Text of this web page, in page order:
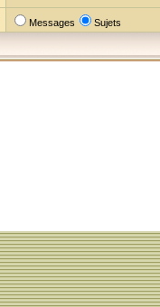
Messages Sujets